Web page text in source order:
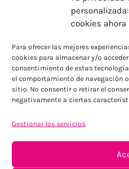
cookies ahora
Para ofrecer las mejores
cookies para almacenar y/o
consentimiento de estas
el comportamiento de navegación
sitio. No consentir o retirar el
negativamente a ciertas
Gestionar los servicios
Para
TU